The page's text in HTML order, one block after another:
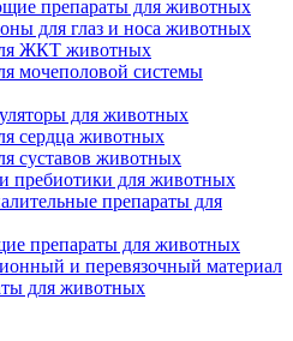
препараты для животных
для глаз и носа животных
ЖКТ животных
мочеполовой системы
для животных
сердца животных
суставов животных
пребиотики для животных
препараты для
препараты для животных
и перевязочный материал
для животных